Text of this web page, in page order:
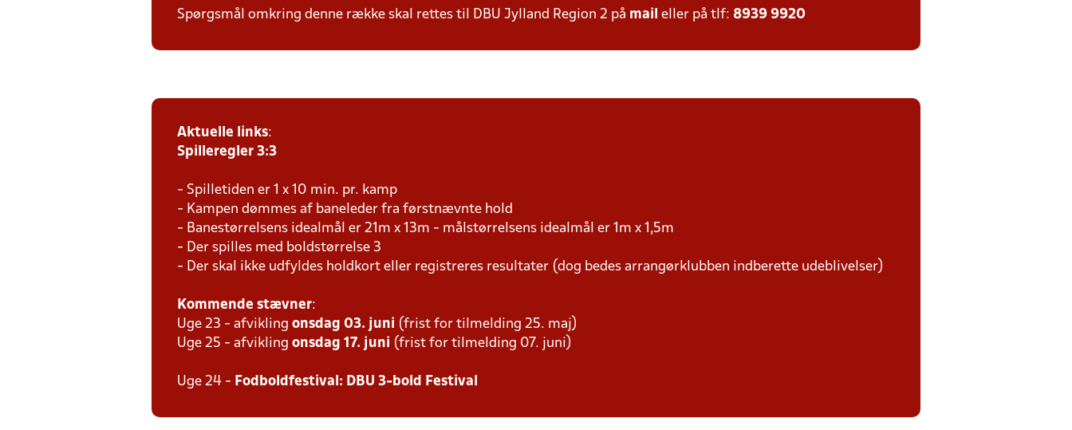
Spørgsmål omkring denne række skal rettes til DBU Jylland Region 2 på mail eller på tlf: 8939 9920
Aktuelle links:
Spilleregler 3:3
- Spilletiden er 1 x 10 min. pr. kamp
- Kampen dømmes af baneleder fra førstnævnte hold
- Banestørrelsens idealmål er 21m x 13m - målstørrelsens idealmål er 1m x 1,5m
- Der spilles med boldstørrelse 3
- Der skal ikke udfyldes holdkort eller registreres resultater (dog bedes arrangørklubben indberette udeblivelser)
Kommende stævner:
Uge 23 - afvikling onsdag 03. juni (frist for tilmelding 25. maj)
Uge 25 - afvikling onsdag 17. juni (frist for tilmelding 07. juni)
Uge 24 - Fodboldfestival: DBU 3-bold Festival